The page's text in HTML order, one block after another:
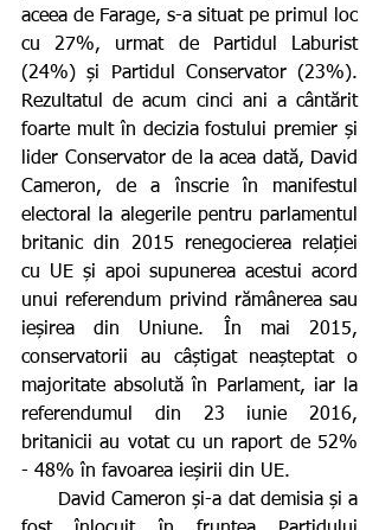
aceea de Farage, s-a situat pe primul loc
cu 27%, urmat de Partidul Laburist
(24%) și Partidul Conservator (23%).
Rezultatul de acum cinci ani a cântărit
foarte mult în decizia fostului premier și
lider Conservator de la acea dată, David
Cameron, de a înscrie în manifestul
electoral la alegerile pentru parlamentul
britanic din 2015 renegocierea relației
cu UE și apoi supunerea acestui acord
unui referendum privind rămânerea sau
ieșirea din Uniune. În mai 2015,
conservatorii au câștigat neașteptat o
majoritate absolută în Parlament, iar la
referendumul din 23 iunie 2016,
britanicii au votat cu un raport de 52%
- 48% în favoarea ieșirii din UE.